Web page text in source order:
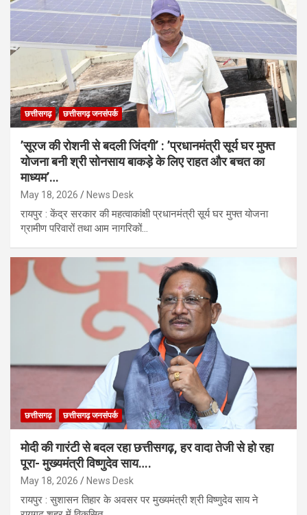
छत्तीसगढ़ छत्तीसगढ़ जनसंपर्क
’सूरज की रोशनी से बदली जिंदगी’ : ’प्रधानमंत्री सूर्य घर मुफ्त
योजना बनी श्री सोनसाय बाकड़े के लिए राहत और बचत का
माध्यम’…
May 18, 2026 News Desk
रायपुर : केंद्र सरकार की महत्वाकांक्षी प्रधानमंत्री सूर्य घर मुफ्त योजना
ग्रामीण परिवारों तथा आम नागरिकों…
छत्तीसगढ़ छत्तीसगढ़ जनसंपर्क
मोदी की गारंटी से बदल रहा छत्तीसगढ़, हर वादा तेजी से हो रहा
पूरा- मुख्यमंत्री विष्णुदेव साय….
May 18, 2026 News Desk
रायपुर : सुशासन तिहार के अवसर पर मुख्यमंत्री श्री विष्णुदेव साय ने